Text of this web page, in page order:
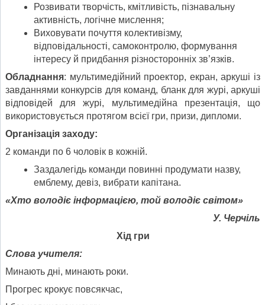
Розвивати творчість, кмітливість, пізнавальну
активність, логічне мислення;
Виховувати почуття колективізму,
відповідальності, самоконтролю, формування
інтересу й придбання різносторонніх зв’язків.
Обладнання: мультимедійний проектор, екран, аркуші із
завданнями конкурсів для команд, бланк для журі, аркуші
відповідей для журі, мультимедійна презентація, що
використовується протягом всієї гри, призи, дипломи.
Організація заходу:
2 команди по 6 чоловік в кожній.
Заздалегідь команди повинні продумати назву,
емблему, девіз, вибрати капітана.
«Хто володіє інформацією, той володіє світом»
У. Черчіль
Хід гри
Слова учителя:
Минають дні, минають роки.
Прогрес крокує повсякчас,